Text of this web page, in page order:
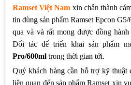
Ramset Việt Nam xin chân thành
tin dùng sản phẩm Ramset Epcon
qua và và rất mong được đồng
Đối tác để triển khai sản phẩm
Pro/600ml trong thời gian tới.
Quý khách hàng cần hỗ trợ kỹ thuật
liên quan đến sản phẩm Ramset xin